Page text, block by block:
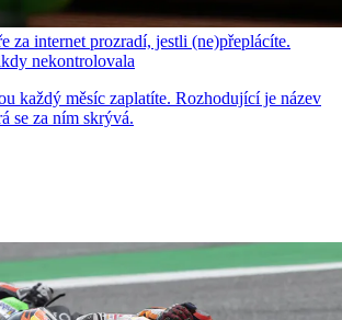
za internet prozradí, jestli (ne)přeplácíte.
nekontrolovala
každý měsíc zaplatíte. Rozhodující je název
se za ním skrývá.